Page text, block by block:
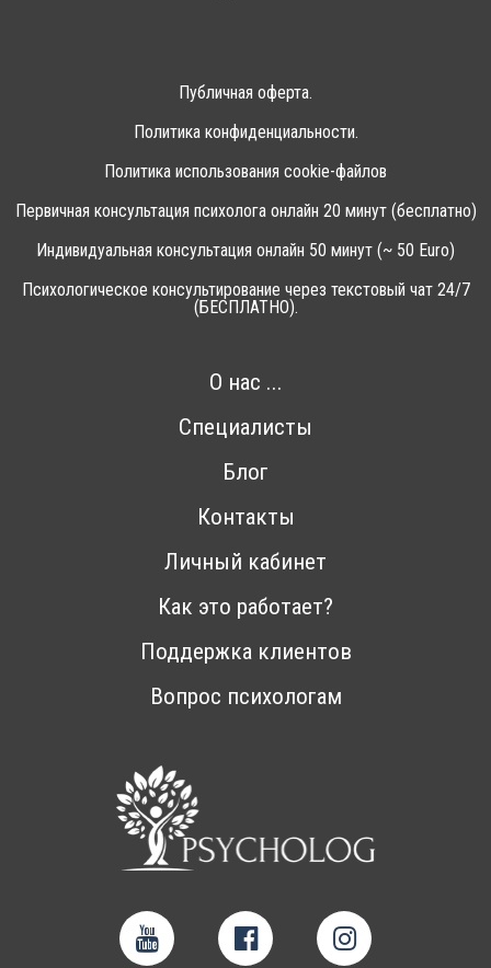
Публичная оферта.
Политика конфиденциальности.
Политика использования cookie-файлов
Первичная консультация психолога онлайн 20 минут (бесплатно)
Индивидуальная консультация онлайн 50 минут (~ 50 Euro)
Психологическое консультирование через текстовый чат 24/7
(БЕСПЛАТНО).
О нас ...
Специалисты
Блог
Контакты
Личный кабинет
Как это работает?
Поддержка клиентов
Вопрос психологам